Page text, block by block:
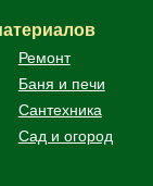
Ремонт
Баня и печи
Сантехника
Сад и огород